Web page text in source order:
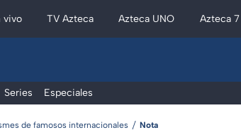
vivo TV Azteca Azteca UNO Azteca 7
Series Especiales
de famosos internacionales Nota